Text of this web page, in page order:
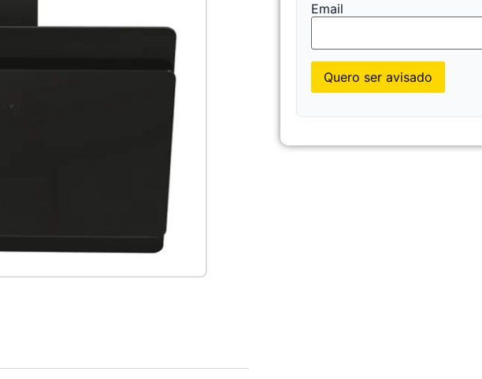
Email
Quero ser avisado